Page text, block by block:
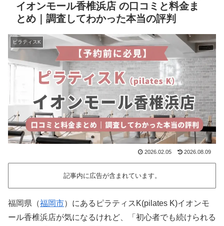
イオンモール香椎浜店 の口コミと料金ま
とめ｜調査してわかった本当の評判
ピラティスK
2026.02.05 2026.08.09
記事内に広告が含まれています。
福岡県（福岡市）にあるピラティスK(pilates K)イオンモ
ール香椎浜店が気になるけれど、「初心者でも続けられる